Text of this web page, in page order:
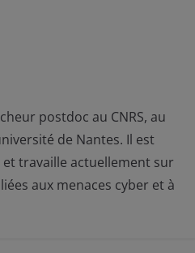
postdoc au CNRS, au
de Nantes. Il est
travaille actuellement sur
aux menaces cyber et à